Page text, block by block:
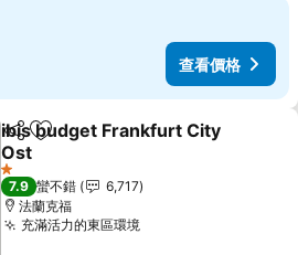
查看價格
分享 加入我的最愛
ibis budget Frankfurt City
Ost
1 星級
7.9 蠻不錯
6,717
法蘭克福
充滿活力的東區環境